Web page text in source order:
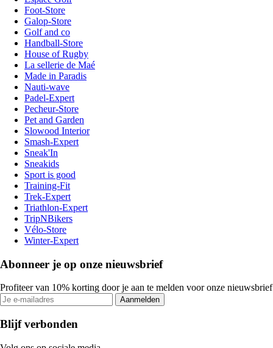
Foot-Store
Galop-Store
Golf and co
Handball-Store
House of Rugby
La sellerie de Maé
Made in Paradis
Nauti-wave
Padel-Expert
Pecheur-Store
Pet and Garden
Slowood Interior
Smash-Expert
Sneak'In
Sneakids
Sport is good
Training-Fit
Trek-Expert
Triathlon-Expert
TripNBikers
Vélo-Store
Winter-Expert
Abonneer je op onze nieuwsbrief
Profiteer van 10% korting door je aan te melden voor onze nieuwsbrief
Aanmelden
Blijf verbonden